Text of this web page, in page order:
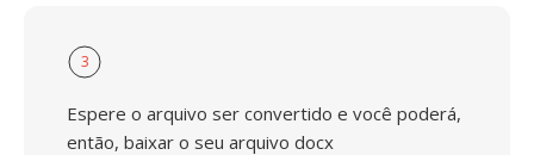
3
Espere o arquivo ser convertido e você poderá,
então, baixar o seu arquivo docx